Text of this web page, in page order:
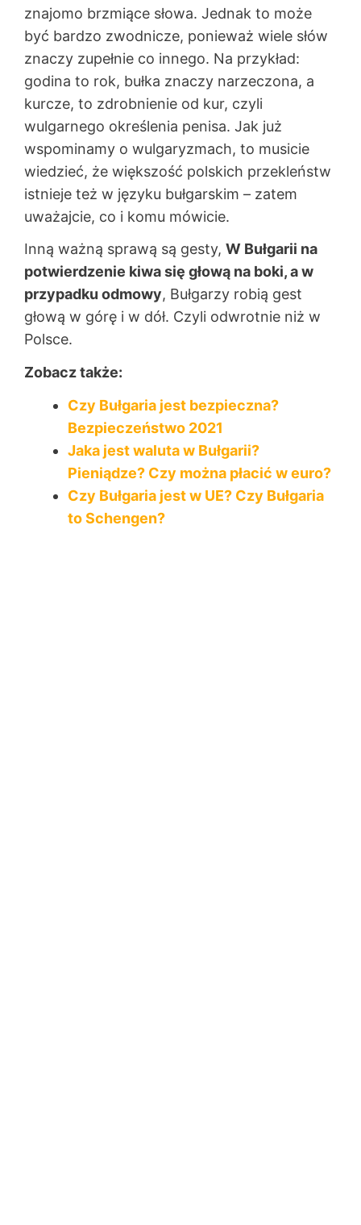
znajomo brzmiące słowa. Jednak to może
być bardzo zwodnicze, ponieważ wiele słów
znaczy zupełnie co innego. Na przykład:
godina to rok, bułka znaczy narzeczona, a
kurcze, to zdrobnienie od kur, czyli
wulgarnego określenia penisa. Jak już
wspominamy o wulgaryzmach, to musicie
wiedzieć, że większość polskich przekleństw
istnieje też w języku bułgarskim – zatem
uważajcie, co i komu mówicie.
Inną ważną sprawą są gesty, W Bułgarii na
potwierdzenie kiwa się głową na boki, a w
przypadku odmowy, Bułgarzy robią gest
głową w górę i w dół. Czyli odwrotnie niż w
Polsce.
Zobacz także:
Czy Bułgaria jest bezpieczna?
Bezpieczeństwo 2021
Jaka jest waluta w Bułgarii?
Pieniądze? Czy można płacić w euro?
Czy Bułgaria jest w UE? Czy Bułgaria
to Schengen?